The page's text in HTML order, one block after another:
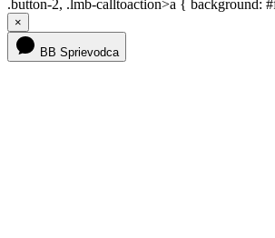
.button-2, .lmb-calltoaction>a { background:
×
BB Sprievodca